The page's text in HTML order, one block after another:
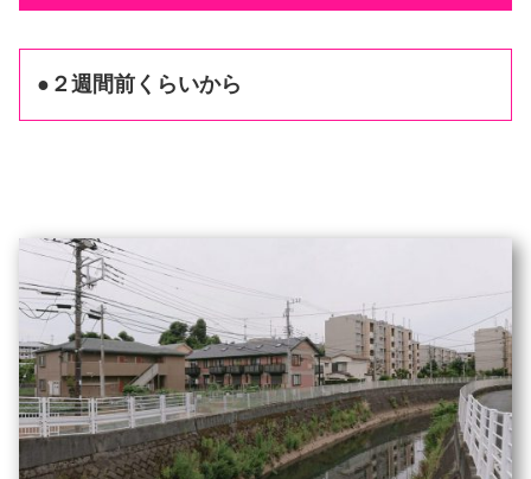
●２週間前くらいから